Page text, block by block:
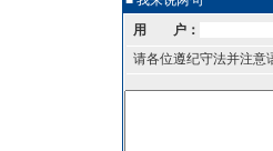
用 户：
请各位遵纪守法并注意